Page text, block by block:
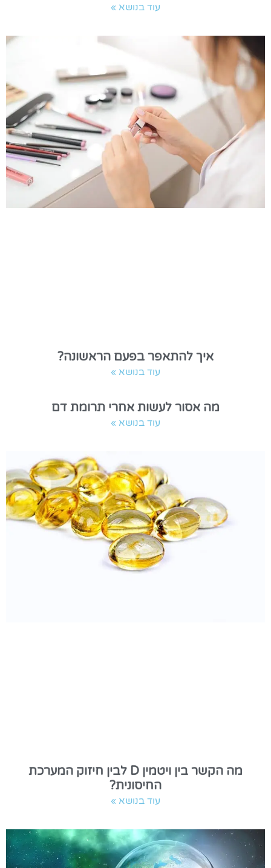
עוד בנושא »
איך להתאפר בפעם הראשונה?
עוד בנושא »
מה אסור לעשות אחרי תרומת דם
עוד בנושא »
מה הקשר בין ויטמין D לבין חיזוק המערכת
החיסונית?
עוד בנושא »